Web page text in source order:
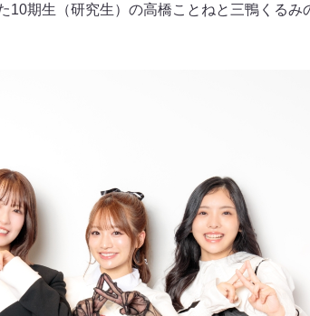
期生（研究生）の高橋ことねと三鴨くるみ